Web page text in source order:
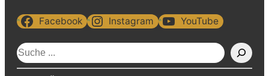
Facebook Instagram YouTube
S
u